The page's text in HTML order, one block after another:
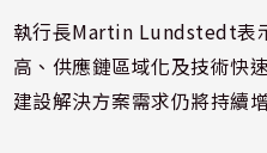
執行長Martin Lundstedt表
高、供應鏈區域化及技術快
建設解決方案需求仍將持續